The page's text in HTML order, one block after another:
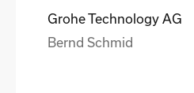
Grohe Technology AG
Bernd Schmid